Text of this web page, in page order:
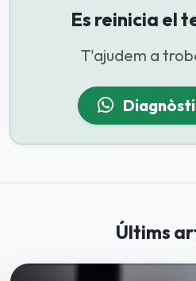
Es reinicia el
T'ajudem a
Últims